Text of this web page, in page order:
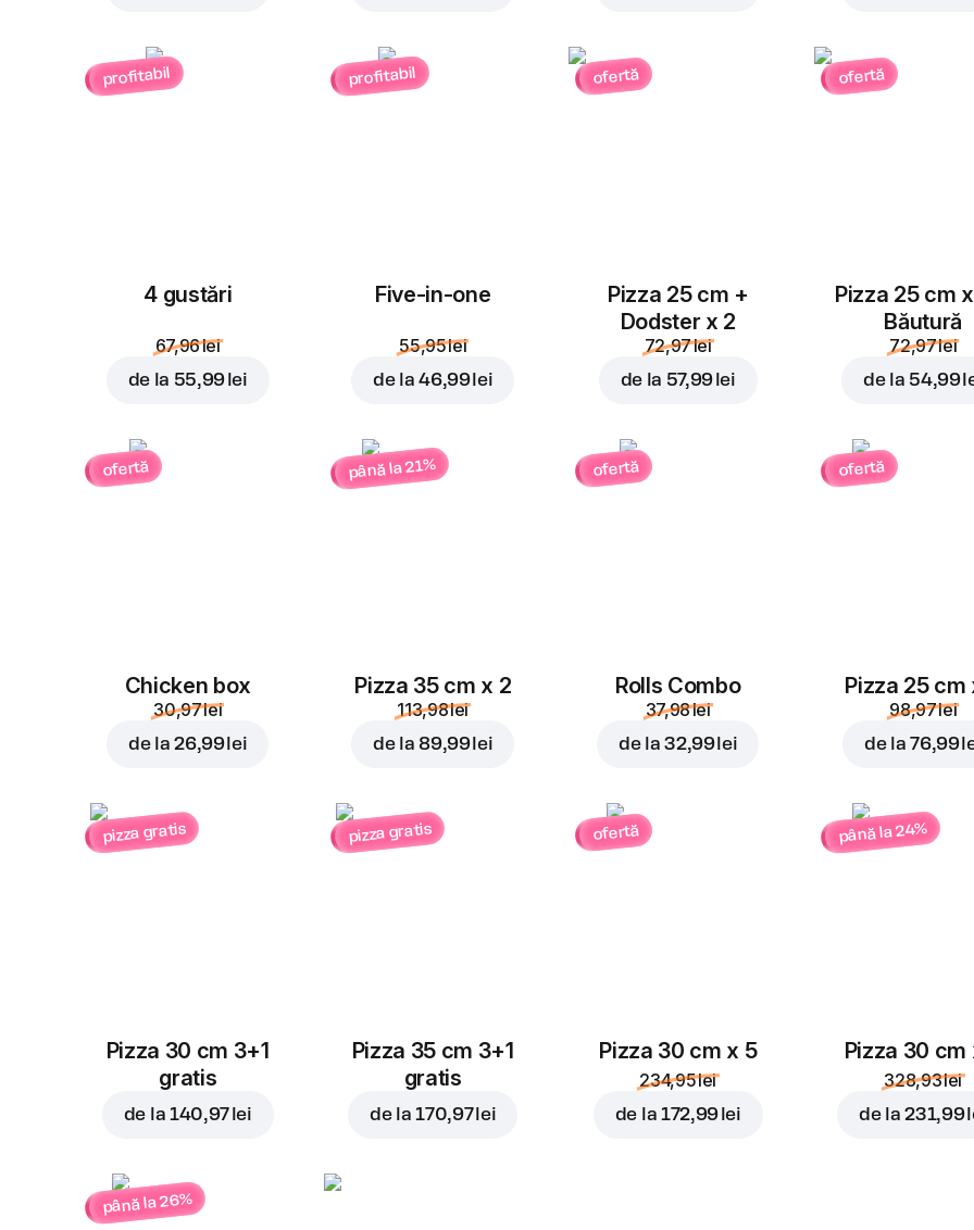
profitabil
4 gustări
67,96 lei
de la 55,99 lei
profitabil
Five-in-one
55,95 lei
de la46,99 lei
ofertă
Pizza 25 cm +
Dodster x 2
72,97 lei
de la 57,99 lei
ofertă
Pizza 25 cm
Băutură
72,97 lei
de la 54,99
ofertă
Chicken box
30,97 lei
de la26,99 lei
până la 21%
Pizza 35 cm x 2
113,98 lei
de la 89,99 lei
ofertă
Rolls Combo
37,98 lei
de la32,99 lei
ofertă
Pizza 25 cm
98,97 lei
de la76,99
pizza gratis
Pizza 30 cm 3+1
gratis
de la 140,97 lei
pizza gratis
Pizza 35 cm 3+1
gratis
de la170,97 lei
ofertă
Pizza 30 cm x 5
234,95 lei
de la 172,99 lei
până la 24%
Pizza 30 cm
328,93 lei
de la231,99
până la 26%